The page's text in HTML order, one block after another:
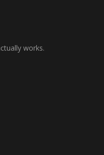
works.